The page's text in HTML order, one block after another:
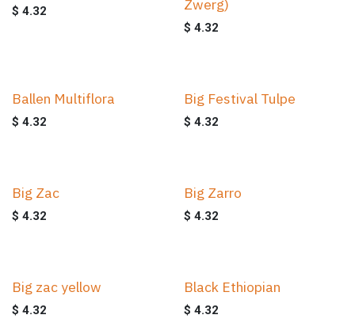
$ 4.32
Zwerg)
$ 4.32
Ballen Multiflora
$ 4.32
Big Festival Tulpe
$ 4.32
Big Zac
$ 4.32
Big Zarro
$ 4.32
Big zac yellow
$ 4.32
Black Ethiopian
$ 4.32